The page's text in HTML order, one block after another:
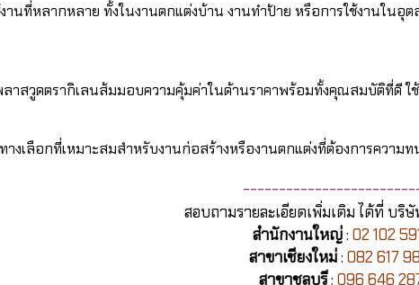
านที่หลากหลาย ทั้งในงานตกแต่งบ้าน งานทำป้าย หรือการใช้งานใน
าสวูดตรากิเลนส้มมอบความคุ้มค่าในด้านราคาพร้อมทั้งคุณสมบัติที่ดี
างเลือกที่เหมาะสมสำหรับงานก่อสร้างหรืองานตกแต่งที่ต้องการความ
สอบถามรายละเอียดเพิ่มเติม ได้ที่ บริ
สำนักงานใหญ่: 02 102
สาขาเชียงใหม่: 082 617
สาขาชลบุรี: 096 646